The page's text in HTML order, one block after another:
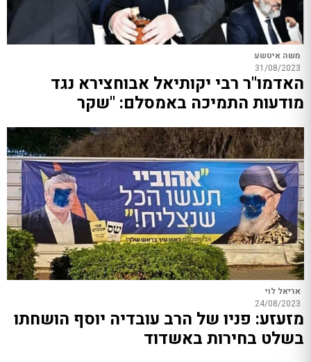
משה איטשע
31/08/2023
האדמו"ר רבי יקותיאל אבוחצירא נגד
מודעות התמיכה באמסלם: "שקר
אריאל לוי
24/08/2023
מזעזע: פניו של הרב עובדיה יוסף הושחתו
בשלט בחירות באשדוד